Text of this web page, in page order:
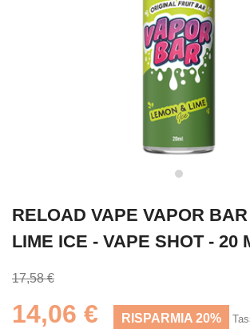
RELOAD VAPE VAPOR
LIME ICE - VAPE SHOT - 20
17,58 €
14,06 € RISPARMIA 20%